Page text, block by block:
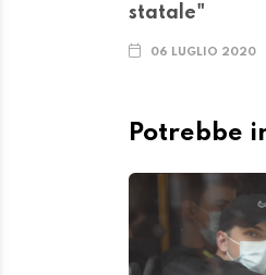
statale"
06 LUGLIO 2020
Potrebbe